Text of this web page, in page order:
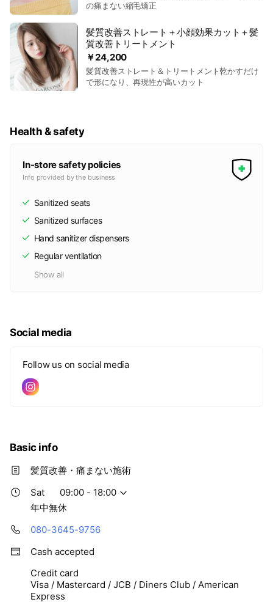
の痛まない縮毛矯正
￥24,200
髪質改善ストレート＋小顔効果カット＋髪
質改善トリートメント
髪質改善ストレート＆トリートメント乾かすだけ
で形になり、再現性が高いカット
Health & safety
In-store safety policies
Info provided by the business
Sanitized seats
Sanitized surfaces
Hand sanitizer dispensers
Regular ventilation
Show all
Social media
Follow us on social media
Basic info
髪質改善・痛まない施術
Sat
09:00 - 18:00
年中無休
080-3645-9756
Cash accepted
Credit card
Visa / Mastercard / JCB / Diners Club / American
Express